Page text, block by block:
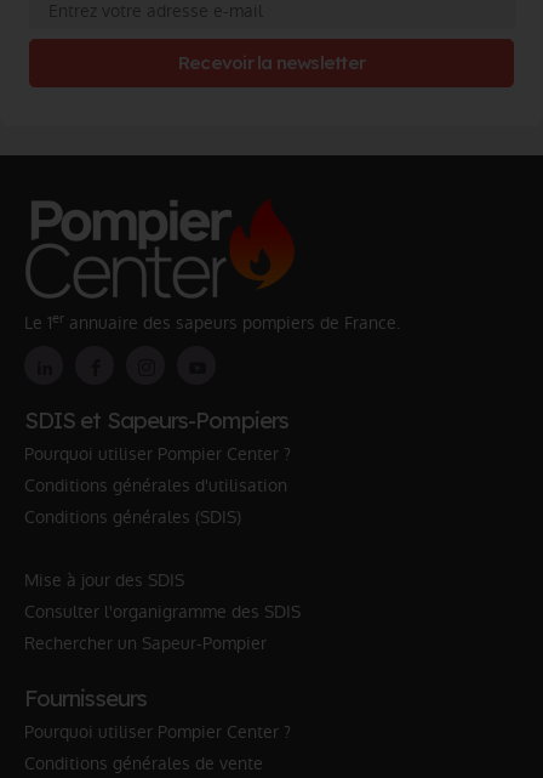
Recevoir la newsletter
Le 1er annuaire des sapeurs pompiers de France.
SDIS et Sapeurs-Pompiers
Pourquoi utiliser Pompier Center ?
Conditions générales d'utilisation
Conditions générales (SDIS)
Mise à jour des SDIS
Consulter l'organigramme des SDIS
Rechercher un Sapeur-Pompier
Fournisseurs
Pourquoi utiliser Pompier Center ?
Conditions générales de vente